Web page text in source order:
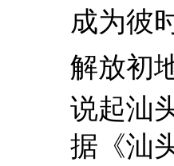
成为彼
解放初
说起汕
据《汕